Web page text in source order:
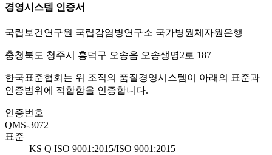
경영시스템 인증서
국립보건연구원 국립감염병연구소 국가병원체자원은행
충청북도 청주시 흥덕구 오송읍 오송생명2로 187
한국표준협회는 위 조직의 품질경영시스템이 아래의 표준과
인증범위에 적합함을 인증합니다.
인증번호
QMS-3072
표준
KS Q ISO 9001:2015/ISO 9001:2015